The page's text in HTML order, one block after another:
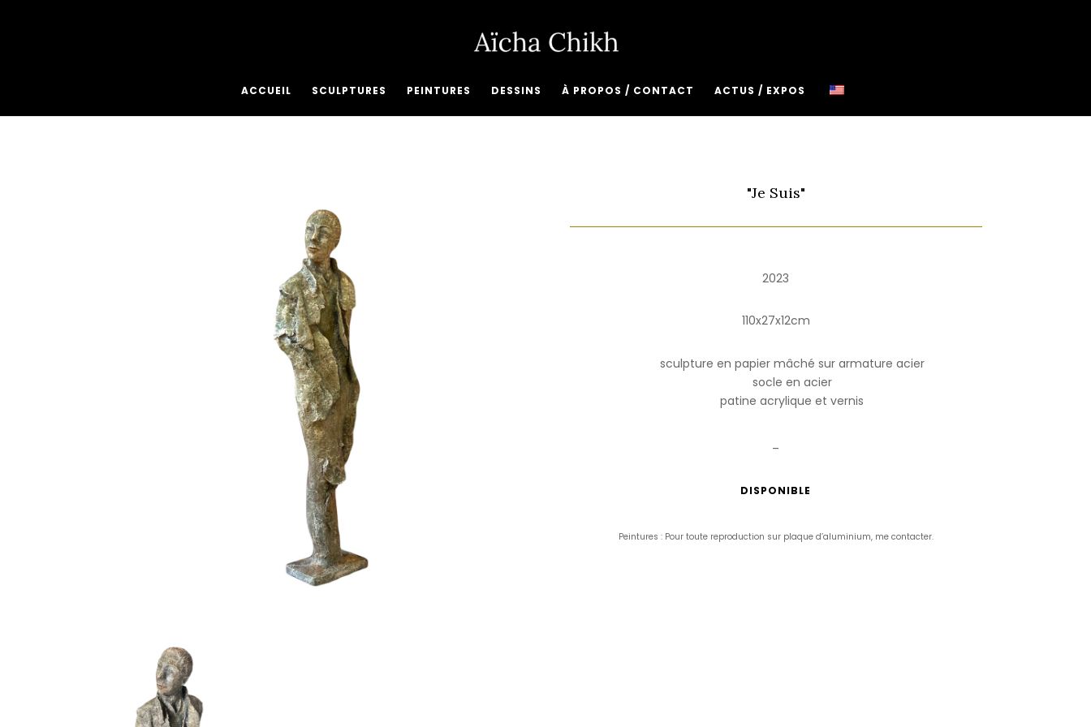
ACCUEIL SCULPTURES PEINTURES DESSINS À PROPOS / CONTACT ACTUS / EXPOS
"Je Suis"
2023
110x27x12cm
sculpture en papier mâché sur armature acier
socle en acier
patine acrylique et vernis
DISPONIBLE
Peintures : Pour toute reproduction sur plaque d’aluminium, me contacter.